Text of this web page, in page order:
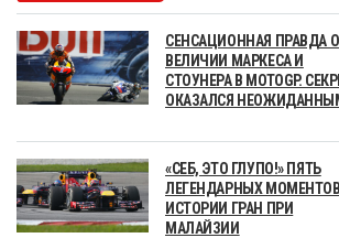
СЕНСАЦИОННАЯ ПРАВДА О
ВЕЛИЧИИ МАРКЕСА И
СТОУНЕРА В MOTOGP.
ОКАЗАЛСЯ
«СЕБ, ЭТО ГЛУПО!» ПЯТЬ
ЛЕГЕНДАРНЫХ
ИСТОРИИ ГРАН ПРИ
МАЛАЙЗИИ